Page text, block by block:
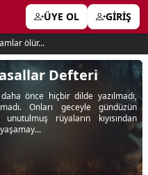
ÜYE OL GİRİŞ
ölür...
Defteri
önce hiçbir dilde yazılmadı,
Onları geceyle gündüzün
rüyaların kıyısından